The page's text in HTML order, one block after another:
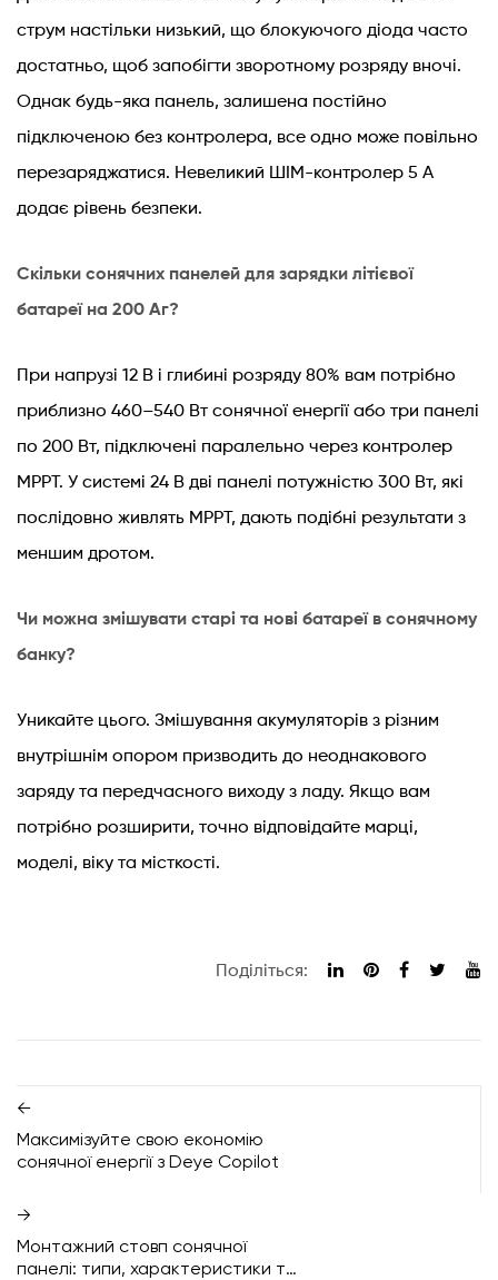
струм настільки низький, що блокуючого діода часто
достатньо, щоб запобігти зворотному розряду вночі.
Однак будь-яка панель, залишена постійно
підключеною без контролера, все одно може повільно
перезаряджатися. Невеликий ШІМ-контролер 5 А
додає рівень безпеки.
Скільки сонячних панелей для зарядки літієвої
батареї на 200 Аг?
При напрузі 12 В і глибині розряду 80% вам потрібно
приблизно 460–540 Вт сонячної енергії або три панелі
по 200 Вт, підключені паралельно через контролер
MPPT. У системі 24 В дві панелі потужністю 300 Вт, які
послідовно живлять MPPT, дають подібні результати з
меншим дротом.
Чи можна змішувати старі та нові батареї в сонячному
банку?
Уникайте цього. Змішування акумуляторів з різним
внутрішнім опором призводить до неоднакового
заряду та передчасного виходу з ладу. Якщо вам
потрібно розширити, точно відповідайте марці,
моделі, віку та місткості.
Поділіться:
←
Максимізуйте свою економію
сонячної енергії з Deye Copilot
→
Монтажний стовп сонячної
панелі: типи, характеристики та